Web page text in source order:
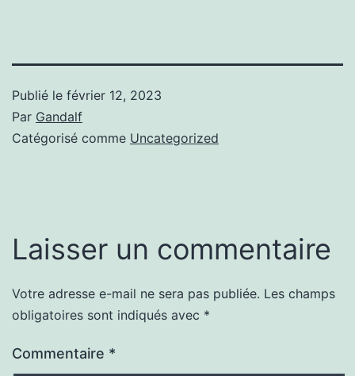
Publié le février 12, 2023
Par Gandalf
Catégorisé comme Uncategorized
Laisser un commentaire
Votre adresse e-mail ne sera pas publiée. Les champs
obligatoires sont indiqués avec *
Commentaire *